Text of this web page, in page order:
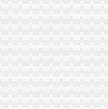
费6800元-网易河北
|财务咨询|会计派遣|公司执